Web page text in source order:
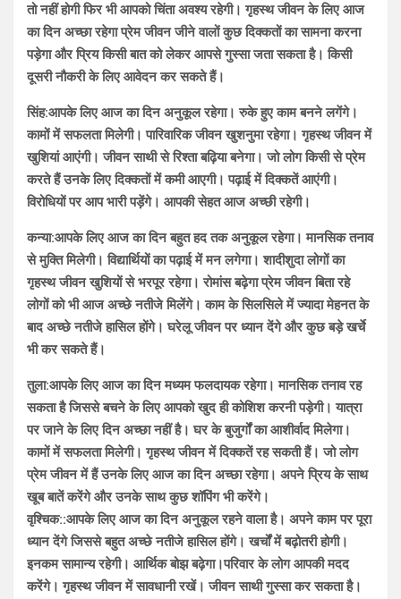
तो नहीं होगी फिर भी आपको चिंता अवश्य रहेगी। गृहस्थ जीवन के लिए आज
का दिन अच्छा रहेगा प्रेम जीवन जीने वालों कुछ दिक्कतों का सामना करना
पड़ेगा और प्रिय किसी बात को लेकर आपसे गुस्सा जता सकता है। किसी
दूसरी नौकरी के लिए आवेदन कर सकते हैं।
सिंह:आपके लिए आज का दिन अनुकूल रहेगा। रुके हुए काम बनने लगेंगे।
कामों में सफलता मिलेगी। पारिवारिक जीवन खुशनुमा रहेगा। गृहस्थ जीवन में
खुशियां आएंगी। जीवन साथी से रिश्ता बढ़िया बनेगा। जो लोग किसी से प्रेम
करते हैं उनके लिए दिक्कतों में कमी आएगी। पढ़ाई में दिक्कतें आएंगी।
विरोधियों पर आप भारी पड़ेंगे। आपकी सेहत आज अच्छी रहेगी।
कन्या:आपके लिए आज का दिन बहुत हद तक अनुकूल रहेगा। मानसिक तनाव
से मुक्ति मिलेगी। विद्यार्थियों का पढ़ाई में मन लगेगा। शादीशुदा लोगों का
गृहस्थ जीवन खुशियों से भरपूर रहेगा। रोमांस बढ़ेगा प्रेम जीवन बिता रहे
लोगों को भी आज अच्छे नतीजे मिलेंगे। काम के सिलसिले में ज्यादा मेहनत के
बाद अच्छे नतीजे हासिल होंगे। घरेलू जीवन पर ध्यान देंगे और कुछ बड़े खर्चे
भी कर सकते हैं।
तुला:आपके लिए आज का दिन मध्यम फलदायक रहेगा। मानसिक तनाव रह
सकता है जिससे बचने के लिए आपको खुद ही कोशिश करनी पड़ेगी। यात्रा
पर जाने के लिए दिन अच्छा नहीं है। घर के बुजुर्गों का आशीर्वाद मिलेगा।
कामों में सफलता मिलेगी। गृहस्थ जीवन में दिक्कतें रह सकती हैं। जो लोग
प्रेम जीवन में हैं उनके लिए आज का दिन अच्छा रहेगा। अपने प्रिय के साथ
खूब बातें करेंगे और उनके साथ कुछ शॉपिंग भी करेंगे।
वृश्चिक::आपके लिए आज का दिन अनुकूल रहने वाला है। अपने काम पर पूरा
ध्यान देंगे जिससे बहुत अच्छे नतीजे हासिल होंगे। खर्चों में बढ़ोतरी होगी।
इनकम सामान्य रहेगी। आर्थिक बोझ बढ़ेगा।परिवार के लोग आपकी मदद
करेंगे। गृहस्थ जीवन में सावधानी रखें। जीवन साथी गुस्सा कर सकता है।